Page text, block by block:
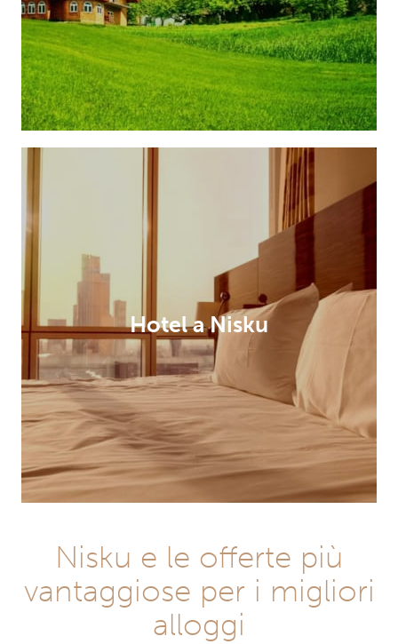
Hotel a Nisku
Nisku e le offerte più
vantaggiose per i migliori
alloggi